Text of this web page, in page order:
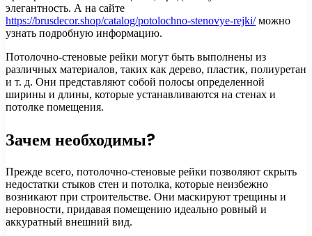
элегантность. А на сайте
https://brusdecor.shop/catalog/potolochno-stenovye-rejki/можно
узнать подробную информацию.
Потолочно-стеновые рейки могут быть выполнены из
различных материалов, таких как дерево, пластик, полиуретан
и т. д. Они представляют собой полосы определенной
ширины и длины, которые устанавливаются на стенах и
потолке помещения.
Зачем необходимы?
Прежде всего, потолочно-стеновые рейки позволяют скрыть
недостатки стыков стен и потолка, которые неизбежно
возникают при строительстве. Они маскируют трещины и
неровности, придавая помещению идеально ровный и
аккуратный внешний вид.